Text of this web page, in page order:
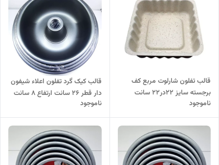
قالب تفلون شارلوت مربع کف
برجسته سایز 22در22 سانت
ارتفاع 8 سانت
ناموجود
قالب کیک گرد تفلون اعلاء شیفون
دار قطر 26 سانت ارتفاع 8 سانت
ناموجود